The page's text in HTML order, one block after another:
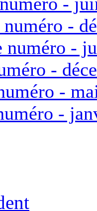
-
numéro -
-
-
-